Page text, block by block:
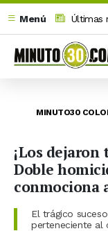
Menú
Últimas
MINUTO30
¡Los
Doble
conmociona
El trágico
perteneciente al